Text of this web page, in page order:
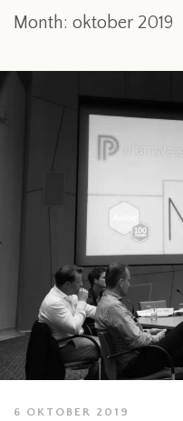
Month: oktober 2019
6 OKTOBER 2019